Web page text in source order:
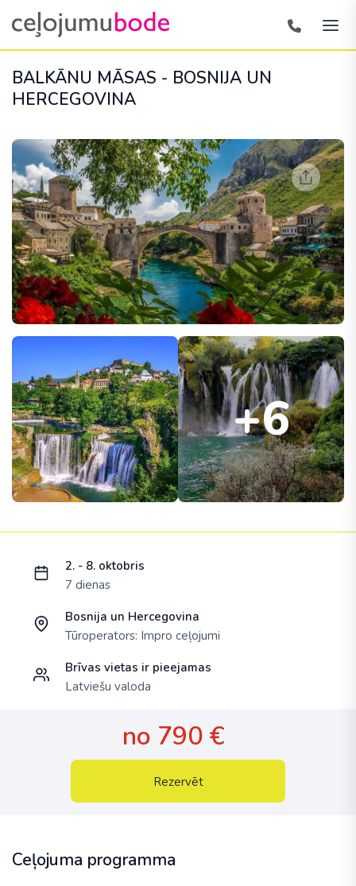
BALKĀNU MĀSAS - BOSNIJA UN
HERCEGOVINA
+6
Ceļojuma programma
2. - 8. oktobris
7 dienas
Bosnija un Hercegovina
Tūroperators: Impro ceļojumi
Brīvas vietas ir pieejamas
Latviešu valoda
no 790 €
Rezervēt